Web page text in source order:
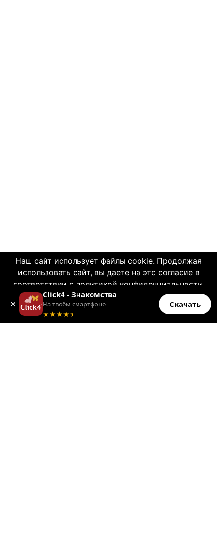
Наш сайт использует файлы cookie. Продолжая
использовать сайт, вы даете на это согласие в
соответствии с политикой конфиденциальности.
OK
Больше информации
© 2004—2026 Click4.net
О НАС
-Правила пользования
✕
Click4 - Знакомства
На твоём смартфоне
★★★★★
Скачать